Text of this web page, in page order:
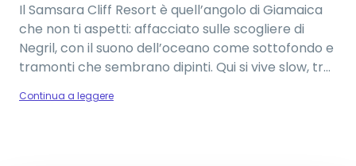
Il Samsara Cliff Resort è quell’angolo di Giamaica
che non ti aspetti: affacciato sulle scogliere di
Negril, con il suono dell’oceano come sottofondo e
tramonti che sembrano dipinti. Qui si vive slow, tra
che scorrono senza fretta. Un’atmosfera
Continua a leggere